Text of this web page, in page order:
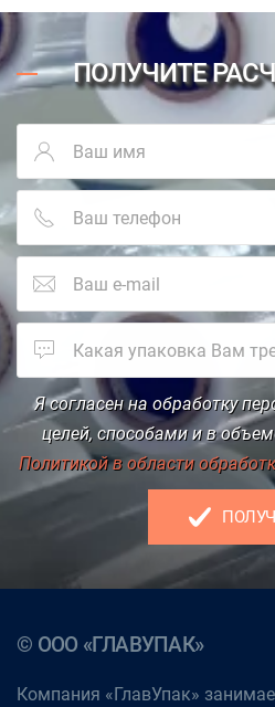
ПОЛУЧИТЕ
Я согласен на обработку
целей, способами и в
Политикой в области
© ООО «ГЛАВУПАК»
Компания «ГлавУпак»